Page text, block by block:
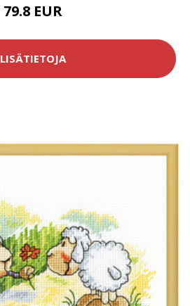
79.8 EUR
LISÄTIETOJA